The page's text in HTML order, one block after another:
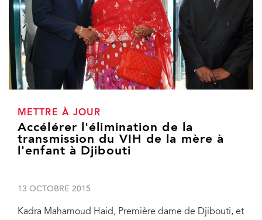
METTRE À JOUR
Accélérer l'élimination de la
transmission du VIH de la mère à
l'enfant à Djibouti
13 OCTOBRE 2015
Kadra Mahamoud Haid, Première dame de Djibouti, et